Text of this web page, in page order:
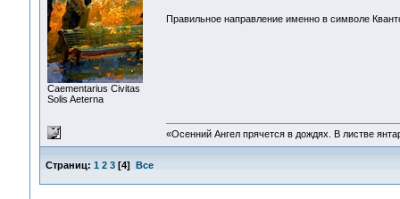
Сaementarius Civitas
Solis Aeterna
Правильное направление именно в символе
«Осенний Ангел прячется в дождях. В листве
Страниц: 1 2 3[4] Все